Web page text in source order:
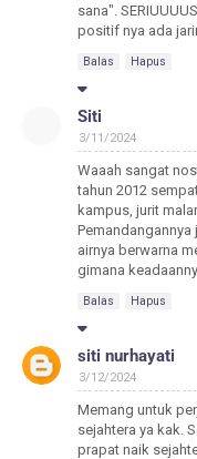
sana".
positif nya ada
Balas Hapus
Siti
3/11/2024
Waaah sangat
tahun 2012
kampus, jurit
Pemandangannya
airnya berwarna
gimana
Balas Hapus
siti nurhayati
3/12/2024
Memang untuk
sejahtera ya kak.
prapat naik